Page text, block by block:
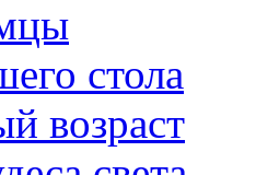
стола
возраст